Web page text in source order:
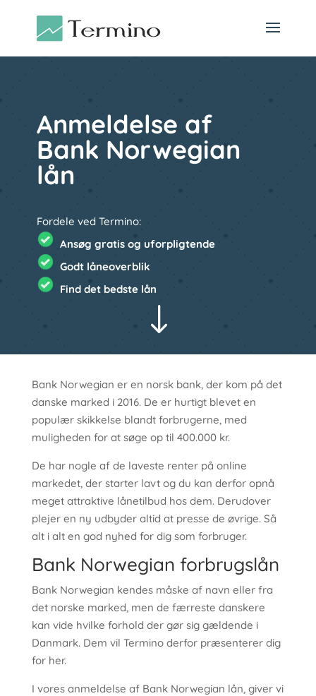
Anmeldelse af
Bank Norwegian
lån
Fordele ved Termino:
Ansøg gratis og uforpligtende
Godt låneoverblik
Find det bedste lån
"
Bank Norwegian er en norsk bank, der kom på det
danske marked i 2016. De er hurtigt blevet en
populær skikkelse blandt forbrugerne, med
muligheden for at søge op til 400.000 kr.
De har nogle af de laveste renter på online
markedet, der starter lavt og du kan derfor opnå
meget attraktive lånetilbud hos dem. Derudover
plejer en ny udbyder altid at presse de øvrige. Så
alt i alt en god nyhed for dig som forbruger.
Bank Norwegian forbrugslån
Bank Norwegian kendes måske af navn eller fra
det norske marked, men de færreste danskere
kan vide hvilke forhold der gør sig gældende i
Danmark. Dem vil Termino derfor præsenterer dig
for her.
I vores anmeldelse af Bank Norwegian lån, giver vi